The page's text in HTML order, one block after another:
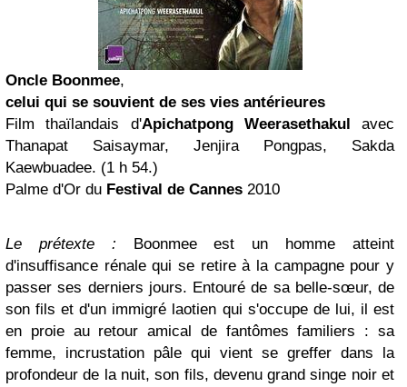
Oncle Boonmee,
celui qui se souvient de ses vies antérieures
Film thaïlandais d'Apichatpong Weerasethakul avec
Thanapat Saisaymar, Jenjira Pongpas, Sakda
Kaewbuadee. (1 h 54.)
Palme d'Or du Festival de Cannes 2010
Le prétexte : Boonmee est un homme atteint
d'insuffisance rénale qui se retire à la campagne pour y
passer ses derniers jours. Entouré de sa belle-sœur, de
son fils et d'un immigré laotien qui s'occupe de lui, il est
en proie au retour amical de fantômes familiers : sa
femme, incrustation pâle qui vient se greffer dans la
profondeur de la nuit, son fils, devenu grand singe noir et